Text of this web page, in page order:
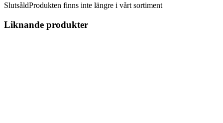
SlutsåldProdukten finns inte längre i vårt sortiment
Liknande produkter